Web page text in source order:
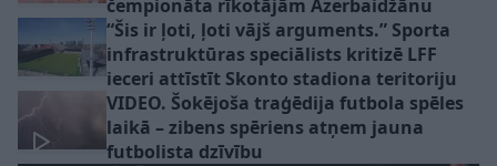
čempionāta rīkotājām Azerbaidžānu
“Šis ir ļoti, ļoti vājš arguments.” Sporta
infrastruktūras speciālists kritizē LFF
ieceri attīstīt Skonto stadiona teritoriju
VIDEO. Šokējoša traģēdija futbola spēles
laikā – zibens spēriens atņem jauna
futbolista dzīvību